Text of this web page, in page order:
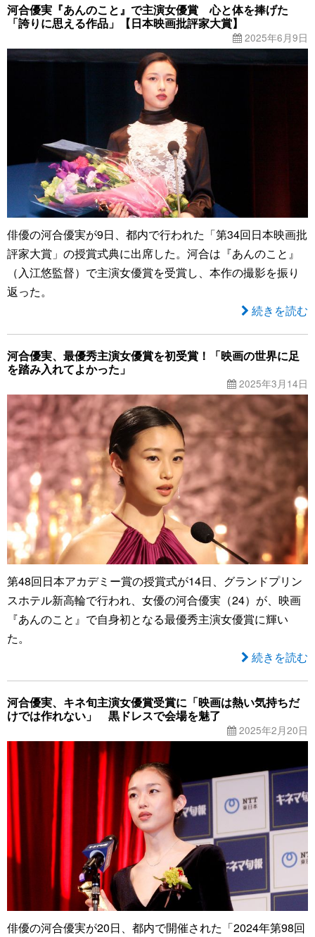
河合優実『あんのこと』で主演女優賞 心と体を捧げた
「誇りに思える作品」【日本映画批評家大賞】
2025年6月9日
俳優の河合優実が9日、都内で行われた「第34回日本映画批
評家大賞」の授賞式典に出席した。河合は『あんのこと』
（入江悠監督）で主演女優賞を受賞し、本作の撮影を振り
返った。
続きを読む
河合優実、最優秀主演女優賞を初受賞！「映画の世界に足
を踏み入れてよかった」
2025年3月14日
第48回日本アカデミー賞の授賞式が14日、グランドプリン
スホテル新高輪で行われ、女優の河合優実（24）が、映画
『あんのこと』で自身初となる最優秀主演女優賞に輝い
た。
続きを読む
河合優実、キネ旬主演女優賞受賞に「映画は熱い気持ちだ
けでは作れない」 黒ドレスで会場を魅了
2025年2月20日
俳優の河合優実が20日、都内で開催された「2024年第98回